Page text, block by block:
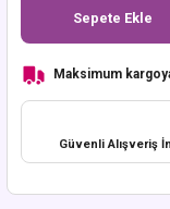
Sepete Ekle
Maksimum
Güvenli Alışveriş